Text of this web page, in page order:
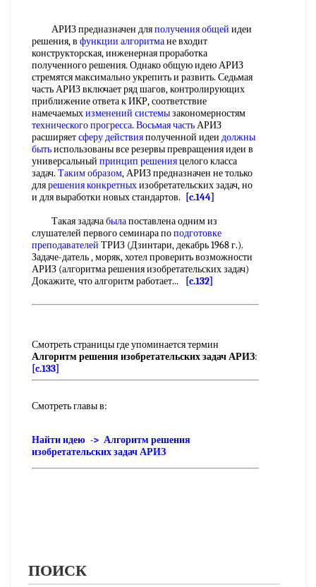
АРИЗ предназначен дляполучения общей идеи
решения, в функции алгоритмане входит
конструкторская, инженерная проработка
полученного решения. Однако общую идею АРИЗ
стремятся максимально укрепить и развить. Седьмая
часть АРИЗ включает ряд шагов, контролирующих
приближение ответа к ИКР, соответствие
намечаемыхизменений системызакономерностям
технического прогресса. Восьмая частьАРИЗ
расширяетсферу действияполученной идеи должны
бытьиспользованы все резервы превращения идеи в
универсальный принцип решенияцелого класса
задач. Таким образом, АРИЗ предназначен не только
длярешения конкретныхизобретательских задач, но
и для выработки новых стандартов.
[c.144]
Такая задачабылапоставлена одним из
слушателей первого семинара поподготовке
преподавателей ТРИЗ (Дзинтари, декабрь 1968 г.).
Задаче-датель , моряк, хотел проверить возможности
АРИЗ (алгоритма решения изобретательских задач)
Докажите, что алгоритм работает...
[c.132]
Смотреть страницы где упоминается термин
Алгоритм решения изобретательских задач АРИЗ:
[c.133]
Смотреть главы в:
Найти идею -> Алгоритм решения
изобретательских задач АРИЗ
ПОИСК